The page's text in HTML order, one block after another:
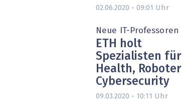
02.06.2020 - 09:01 Uhr
Neue IT-Professoren
ETH holt
Spezialisten für
Health, Roboter
Cybersecurity
09.03.2020 - 10:11 Uhr